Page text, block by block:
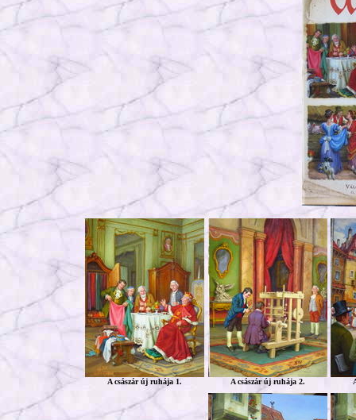
A császár új ruhája 1. A császár új ruhája 2.